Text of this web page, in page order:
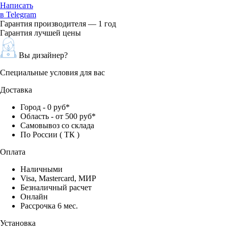
Написать
в Telegram
Гарантия производителя — 1 год
Гарантия лучшей цены
Вы дизайнер?
Специальные условия для вас
Доставка
Город - 0 руб*
Область - от 500 руб*
Самовывоз со склада
По России ( ТК )
Оплата
Наличными
Visa, Mastercard, МИР
Безналичный расчет
Онлайн
Рассрочка 6 мес.
Установка